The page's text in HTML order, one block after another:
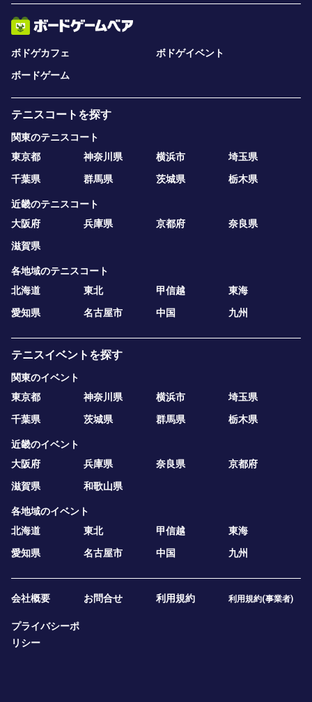
ボドゲカフェ
ボドゲイベント
ボードゲーム
テニスコートを探す
関東のテニスコート
東京都
神奈川県 横浜市
埼玉県
千葉県
群馬県 茨城県 栃木県
近畿のテニスコート
大阪府
兵庫県 京都府
奈良県
滋賀県
各地域のテニスコート
北海道
東北 甲信越
東海
愛知県
名古屋市 中国 九州
テニスイベントを探す
関東のイベント
東京都
神奈川県 横浜市
埼玉県
千葉県
茨城県 群馬県 栃木県
近畿のイベント
大阪府
兵庫県 奈良県
京都府
滋賀県
和歌山県
各地域のイベント
北海道
東北 甲信越
東海
愛知県
名古屋市 中国 九州
会社概要 お問合せ 利用規約 利用規約(事業者)
プライバシーポ
リシー